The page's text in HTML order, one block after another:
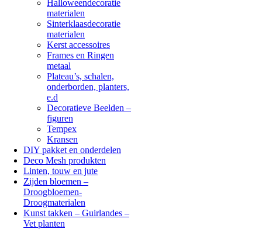
Halloweendecoratie
materialen
Sinterklaasdecoratie
materialen
Kerst accessoires
Frames en Ringen
metaal
Plateau’s, schalen,
onderborden, planters,
e.d
Decoratieve Beelden –
figuren
Tempex
Kransen
DIY pakket en onderdelen
Deco Mesh produkten
Linten, touw en jute
Zijden bloemen –
Droogbloemen-
Droogmaterialen
Kunst takken – Guirlandes –
Vet planten